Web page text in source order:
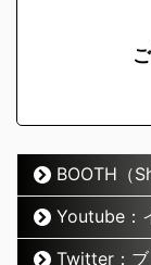
BOOTH（
Youtube：
Twitter：ブ